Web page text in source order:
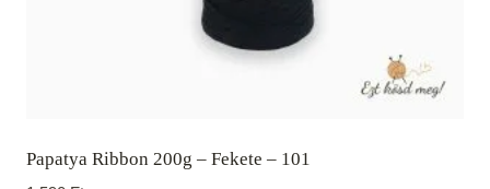
Papatya Ribbon 200g – Fekete – 101